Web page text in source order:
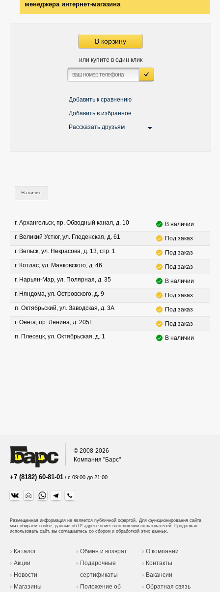
менеджера интернет-магазина
В корзину
или купите в один клик
Добавить к сравнению
Добавить в избранное
Рассказать друзьям
Наличие
г. Архангельск, пр. Обводный канал, д. 10
В наличии
г. Великий Устюг, ул. Гледенская, д. 61
Под заказ
г. Вельск, ул. Некрасова, д. 13, стр. 1
Под заказ
г. Котлас, ул. Маяковского, д. 46
Под заказ
г. Нарьян-Мар, ул. Полярная, д. 35
В наличии
г. Няндома, ул. Островского, д. 9
Под заказ
п. Октябрьский, ул. Заводская, д. 3А
Под заказ
г. Онега, пр. Ленина, д. 205Г
Под заказ
п. Плесецк, ул. Октябрьская, д. 1
В наличии
© 2008-2026
Компания "Барс"
+7 (8182) 60-81-01 / с 09:00 до 21:00
Размещенная информация не является публичной офертой. Для функционирования сайта
мы собираем cookie, данные об IP-адресе и местоположении пользователей. Продолжая
использовать сайт, вы соглашаетесь со сбором и обработкой этих данных.
Каталог
Акции
Новости
Магазины
Обмен и возврат
Подарочные
сертификаты
Положение об
О компании
Контакты
Вакансии
Обратная связь